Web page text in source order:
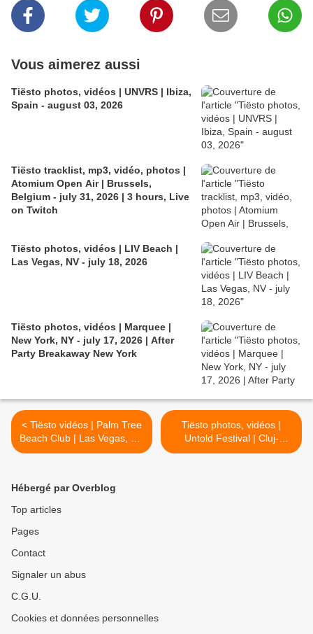
Vous aimerez aussi
Tiësto photos, vidéos | UNVRS | Ibiza,
Spain - august 03, 2026
Tiësto tracklist, mp3, vidéo, photos |
Atomium Open Air | Brussels,
Belgium - july 31, 2026 | 3 hours, Live
on Twitch
Tiësto photos, vidéos | LIV Beach |
Las Vegas, NV - july 18, 2026
Tiësto photos, vidéos | Marquee |
New York, NY - july 17, 2026 | After
Party Breakaway New York
< Tiësto vidéos | Palm Tree
Beach Club | Las Vegas, NV
- august 02, 2025
Tiësto photos, vidéos |
Untold Festival | Cluj-
Napoca, Romania - august
Hébergé par Overblog
Top articles
Pages
Contact
Signaler un abus
C.G.U.
Cookies et données personnelles